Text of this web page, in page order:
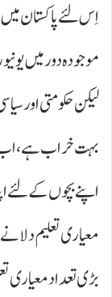
اِس لئے پاکستان
موجودہ دور میں
لیکن حکومتی اور
بہت خراب ہے ، اب
اپنے بچوں کے لئے
معیاری تعلیم
بڑی تعداد معیاری